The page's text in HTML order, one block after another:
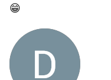
😁